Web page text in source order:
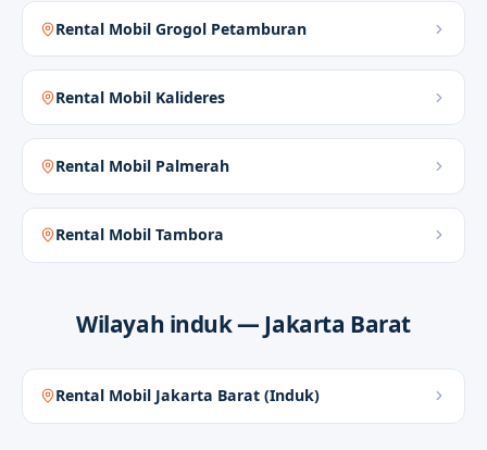
Antar-Jemput biasanya dipilih ketika
hari berjalan padat dan butuh ritme
jemput yang lebih rapi di Taman Sari.
Sewa Harian 12/24 Jam
ketika hari berjalan padat dan butuh
ritme jemput yang lebih rapi di Taman
Sari.
Rental Mobil Grogol Petamburan
Rental Mobil Kalideres
Rental Mobil Palmerah
Rental Mobil Tambora
Wilayah induk — Jakarta Barat
Rental Mobil Jakarta Barat (Induk)